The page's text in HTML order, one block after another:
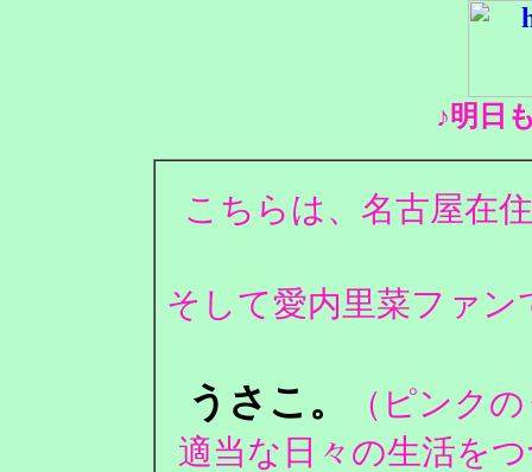
♪明日
こちらは、名古屋在
そして愛内里菜ファン
うさこ。
（ピンク
適当な日々の生活を